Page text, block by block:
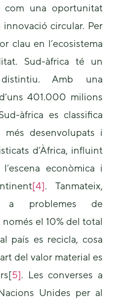
com una oportunitat
circular. Per
clau en l’ecosistema
Sud-àfrica té un
Amb una
401.000 milions
àfrica es classifica
desenvolupats i
d’Àfrica, influint
econòmica i
[4]. Tanmateix,
a problemes de
el 10% del total
país es recicla, cosa
del valor material es
5]. Les converses a
Unides per al
needed for
the website
to function.
Statistics
In order for
us to
improve the
functionality
structure,
based on
how the
used.
Experience
In order for
our website
to perform
possible
visit. If you
cookies,